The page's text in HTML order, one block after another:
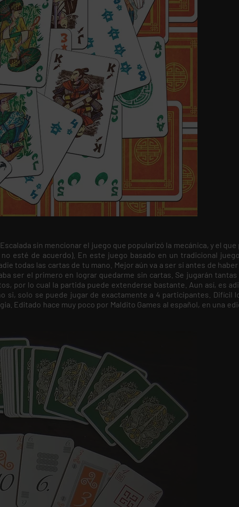
sin mencionar el juego que popularizó la mecánica, y el que
esté de acuerdo). En este juego basado en un tradicional
todas las cartas de tu mano. Mejor aún va a ser si antes de
ser el primero en lograr quedarme sin cartas. Se jugarán tantas
por lo cual la partida puede extenderse bastante. Aun así, es
si, solo se puede jugar de exactamente a 4 participantes. Difícil
Editado hace muy poco por Maldito Games al español, en una